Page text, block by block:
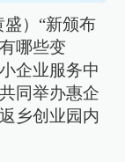
）“新颁布
哪些变
企业服务中
同举办惠企
乡创业园内